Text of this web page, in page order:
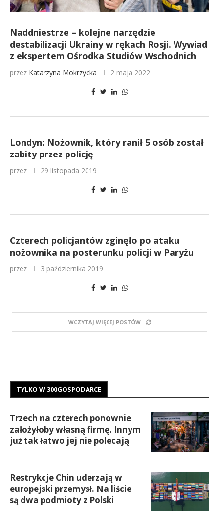
Naddniestrze – kolejne narzędzie
destabilizacji Ukrainy w rękach Rosji. Wywiad
z ekspertem Ośrodka Studiów Wschodnich
przez Katarzyna Mokrzycka 2 maja 2022
Londyn: Nożownik, który ranił 5 osób został
zabity przez policję
przez 29 listopada 2019
Czterech policjantów zginęło po ataku
nożownika na posterunku policji w Paryżu
przez 3 października 2019
WCZYTAJ WIĘCEJ POSTÓW
TYLKO W 300GOSPODARCE
Trzech na czterech ponownie
założyłoby własną firmę. Innym
już tak łatwo jej nie polecają
Restrykcje Chin uderzają w
europejski przemysł. Na liście
są dwa podmioty z Polski